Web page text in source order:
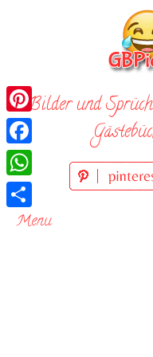
Bilder und
Menu
Pinterest
Facebook
WhatsApp
Teilen